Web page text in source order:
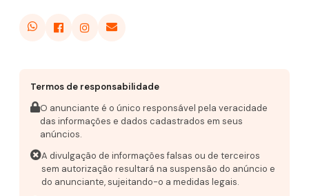
Termos de responsabilidade
O anunciante é o único responsável pela veracidade
das informações e dados cadastrados em seus
anúncios.
A divulgação de informações falsas ou de terceiros
sem autorização resultará na suspensão do anúncio e
do anunciante, sujeitando-o a medidas legais.